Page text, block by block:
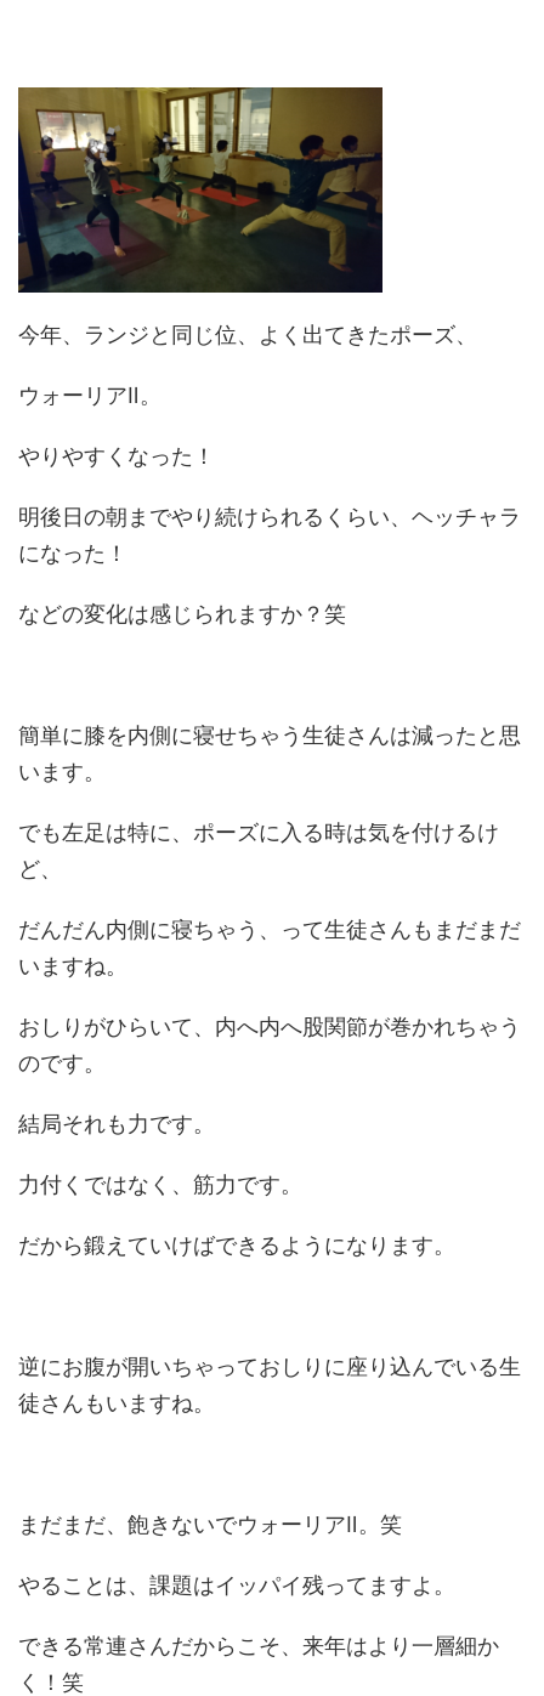
今年、ランジと同じ位、よく出てきたポーズ、
ウォーリアⅡ。
やりやすくなった！
明後日の朝までやり続けられるくらい、ヘッチャラ
になった！
などの変化は感じられますか？笑
簡単に膝を内側に寝せちゃう生徒さんは減ったと思
います。
でも左足は特に、ポーズに入る時は気を付けるけ
ど、
だんだん内側に寝ちゃう、って生徒さんもまだまだ
いますね。
おしりがひらいて、内へ内へ股関節が巻かれちゃう
のです。
結局それも力です。
力付くではなく、筋力です。
だから鍛えていけばできるようになります。
逆にお腹が開いちゃっておしりに座り込んでいる生
徒さんもいますね。
まだまだ、飽きないでウォーリアⅡ。笑
やることは、課題はイッパイ残ってますよ。
できる常連さんだからこそ、来年はより一層細か
く！笑